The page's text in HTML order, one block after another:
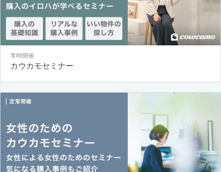
常時開催
カウカモセミナー